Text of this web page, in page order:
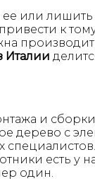
или
к
Италии
и
дерево с
есть у
один.